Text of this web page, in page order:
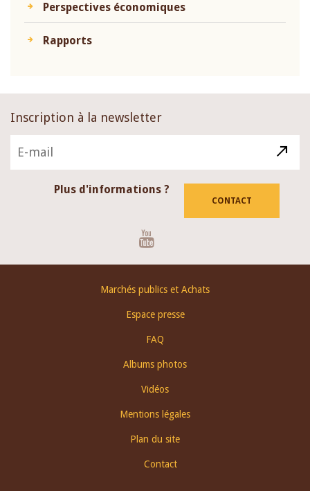
Perspectives économiques
Rapports
Inscription à la newsletter
Plus d'informations ?
CONTACT
Marchés publics et Achats
Espace presse
FAQ
Albums photos
Vidéos
Mentions légales
Plan du site
Contact